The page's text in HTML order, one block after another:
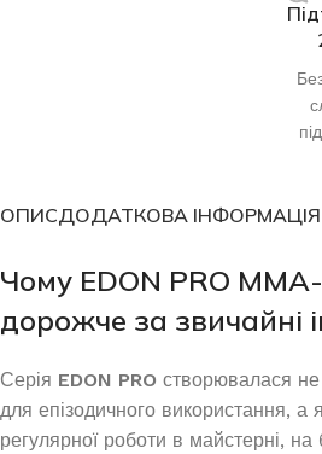
ОПИСДОДАТКОВА ІНФОРМАЦІЯ
Чому EDON PRO
дорожче за звичайні
Серія EDON PRO створювалася
для епізодичного використання, а
регулярної роботи в майстерні, на